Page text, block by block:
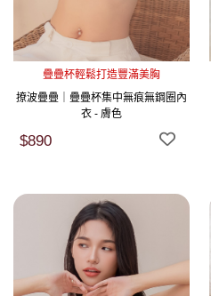
疊疊杯輕鬆打造豐滿美胸
撩波疊疊｜疊疊杯集中無痕無鋼圈內
衣 - 膚色
$890